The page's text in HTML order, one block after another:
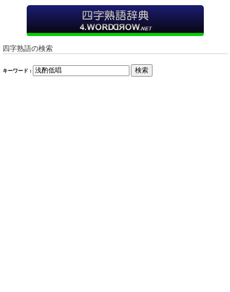
四字熟語の検索
キーワード : 検索